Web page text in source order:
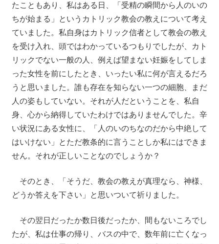
たこともあり、私はある日、「受精の瞬間から人のいの
ちが始まる」というカトリック教会の教えについて考え
ていました。私自身はカトリック信者として教会の教え
を受け入れ、頭ではわかっているつもりでしたが、カト
リックでない一般の人、例えば望まない妊娠をしてしま
った女性を前にしたとき、いったい私に何が言えるだろ
うと思いました。誰も存在を知らない一つの細胞、まだ
人の姿もしていない。それが人だということを、私自
身、心から納得していたわけではありませんでした。辛
い状況にある女性に、「人のいのちなのだから中絶して
はいけない」とただ教条的に言うことしか私にはできま
せん。それが正しいことなのでしょうか？
そのとき、「そうだ、教会の教えが真理なら、神様、
どうか答えを下さい」と思いついて祈りました。
その翌日だったか数日後だったか、間もないころでし
たが、私は仕事の帰り、バスの中で、数年前に亡くなっ